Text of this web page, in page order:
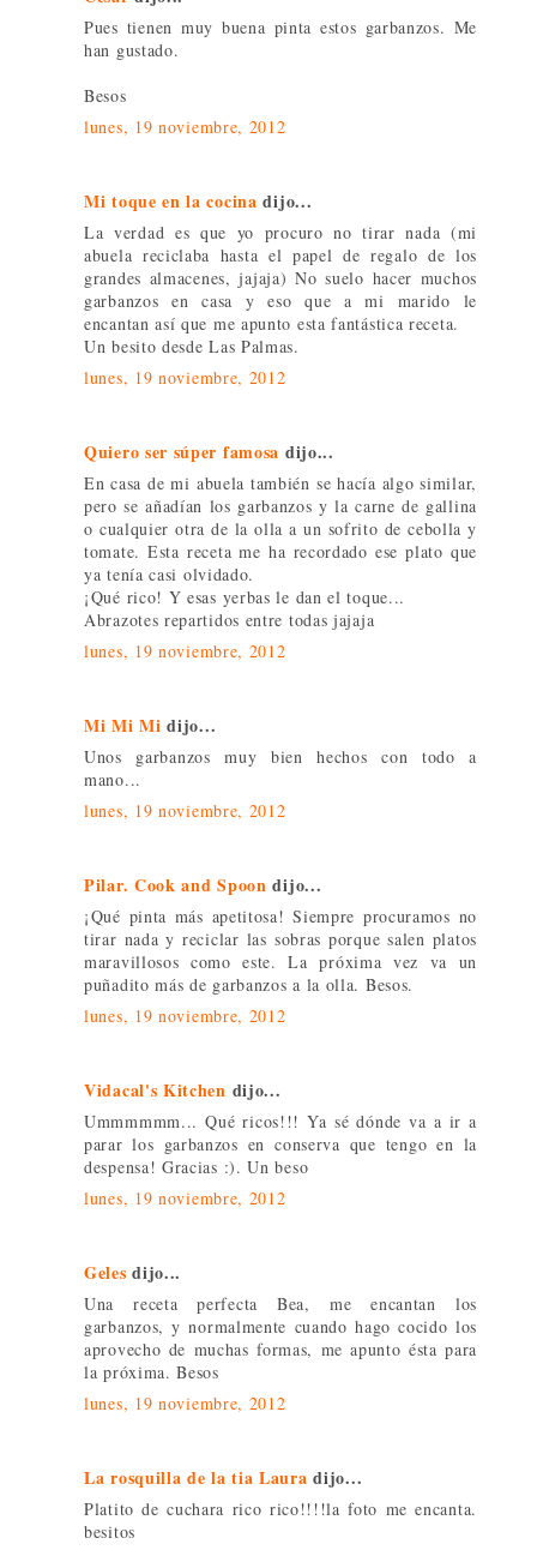
Pues tienen muy buena pinta estos garbanzos. Me
han gustado.
Besos
lunes, 19 noviembre, 2012
Mi toque en la cocina dijo...
La verdad es que yo procuro no tirar nada (mi
abuela reciclaba hasta el papel de regalo de los
grandes almacenes, jajaja) No suelo hacer muchos
garbanzos en casa y eso que a mi marido le
encantan así que me apunto esta fantástica receta.
Un besito desde Las Palmas.
lunes, 19 noviembre, 2012
Quiero ser súper famosa dijo...
En casa de mi abuela también se hacía algo similar,
pero se añadían los garbanzos y la carne de gallina
o cualquier otra de la olla a un sofrito de cebolla y
tomate. Esta receta me ha recordado ese plato que
ya tenía casi olvidado.
¡Qué rico! Y esas yerbas le dan el toque...
Abrazotes repartidos entre todas jajaja
lunes, 19 noviembre, 2012
Mi Mi Mi dijo...
Unos garbanzos muy bien hechos con todo a
mano...
lunes, 19 noviembre, 2012
Pilar. Cook and Spoon dijo...
¡Qué pinta más apetitosa! Siempre procuramos no
tirar nada y reciclar las sobras porque salen platos
maravillosos como este. La próxima vez va un
puñadito más de garbanzos a la olla. Besos.
lunes, 19 noviembre, 2012
Vidacal's Kitchen dijo...
Ummmmmm... Qué ricos!!! Ya sé dónde va a ir a
parar los garbanzos en conserva que tengo en la
despensa! Gracias :). Un beso
lunes, 19 noviembre, 2012
Geles dijo...
Una receta perfecta Bea, me encantan los
garbanzos, y normalmente cuando hago cocido los
aprovecho de muchas formas, me apunto ésta para
la próxima. Besos
lunes, 19 noviembre, 2012
La rosquilla de la tia Laura dijo...
Platito de cuchara rico rico!!!!la foto me encanta.
besitos